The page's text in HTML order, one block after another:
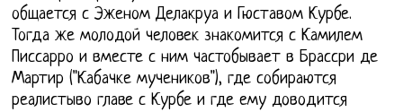
общается с Эженом Делакруа и Гюставом Курбе.
Тогда же молодой человек знакомится с Камилем
Писсарро и вместе с ним частобывает в Брассри де
Мартир ("Кабачке мучеников"), где собираются
реалистыво главе с Курбе и где ему доводится